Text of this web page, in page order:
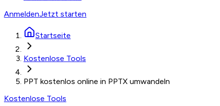
AnmeldenJetzt starten
Startseite
Kostenlose Tools
PPT kostenlos online in PPTX umwandeln
Kostenlose Tools